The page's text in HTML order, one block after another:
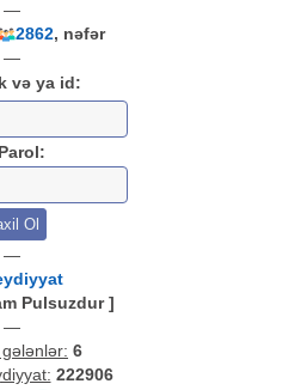
—
2862, nəfər
—
və ya id:
Parol:
—
Pulsuzdur ]
—
6
222906